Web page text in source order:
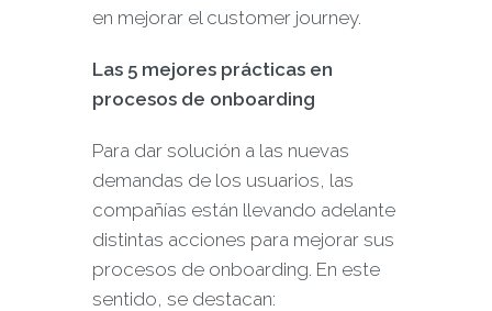
en mejorar el customer journey.
Las 5 mejores prácticas en
procesos de onboarding
Para dar solución a las nuevas
demandas de los usuarios, las
compañías están llevando adelante
distintas acciones para mejorar sus
procesos de onboarding. En este
sentido, se destacan: